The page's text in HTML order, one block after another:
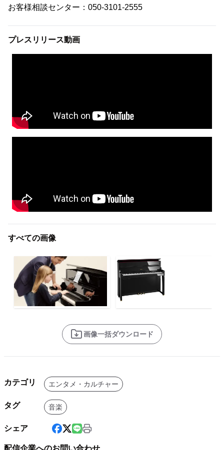
お客様相談センター：050-3101-2555
プレスリリース動画
すべての画像
画像一括ダウンロード
カテゴリ エンタメ・カルチャー
タグ 音楽
シェア
配信企業へのお問い合わせ